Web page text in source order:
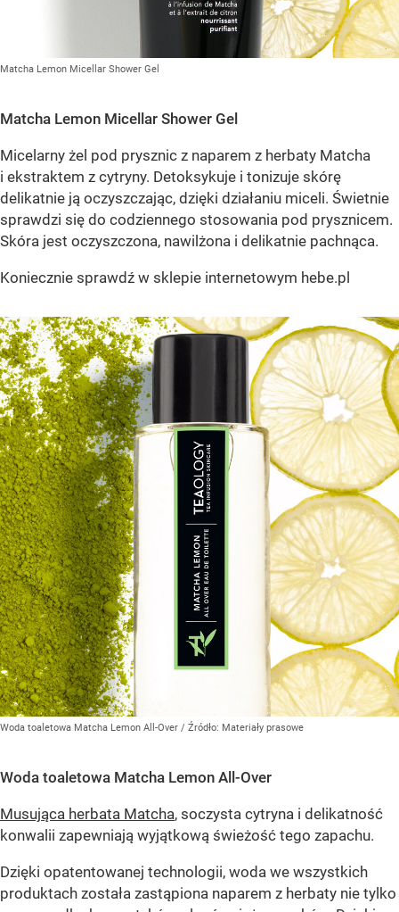
Matcha Lemon Micellar Shower Gel
Matcha Lemon Micellar Shower Gel
Micelarny żel pod prysznic z naparem z herbaty Matcha
i ekstraktem z cytryny. Detoksykuje i tonizuje skórę
delikatnie ją oczyszczając, dzięki działaniu miceli. Świetnie
sprawdzi się do codziennego stosowania pod prysznicem.
Skóra jest oczyszczona, nawilżona i delikatnie pachnąca.
Koniecznie sprawdź w sklepie internetowym hebe.pl
Woda toaletowa Matcha Lemon All-Over / Źródło: Materiały prasowe
Woda toaletowa Matcha Lemon All-Over
Musująca herbata Matcha, soczysta cytryna i delikatność
konwalii zapewniają wyjątkową świeżość tego zapachu.
Dzięki opatentowanej technologii, woda we wszystkich
produktach została zastąpiona naparem z herbaty nie tylko